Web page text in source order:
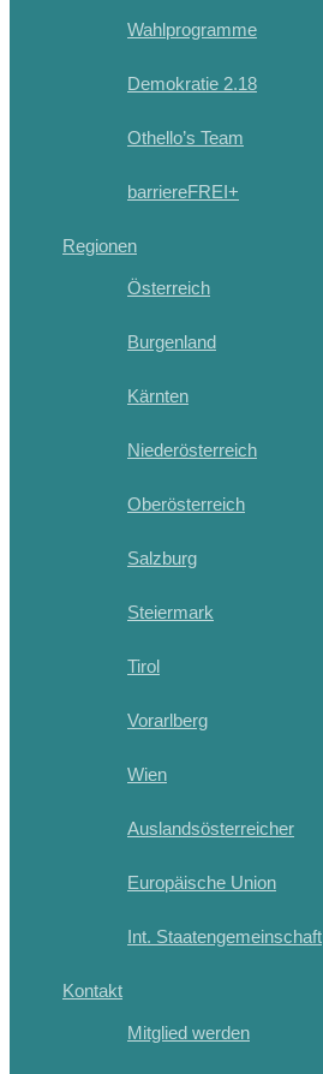
Wahlprogramme
Demokratie 2.18
Othello’s Team
barriereFREI+
Regionen
Österreich
Burgenland
Kärnten
Niederösterreich
Oberösterreich
Salzburg
Steiermark
Tirol
Vorarlberg
Wien
Auslandsösterreicher
Europäische Union
Int. Staatengemeinschaft
Kontakt
Mitglied werden